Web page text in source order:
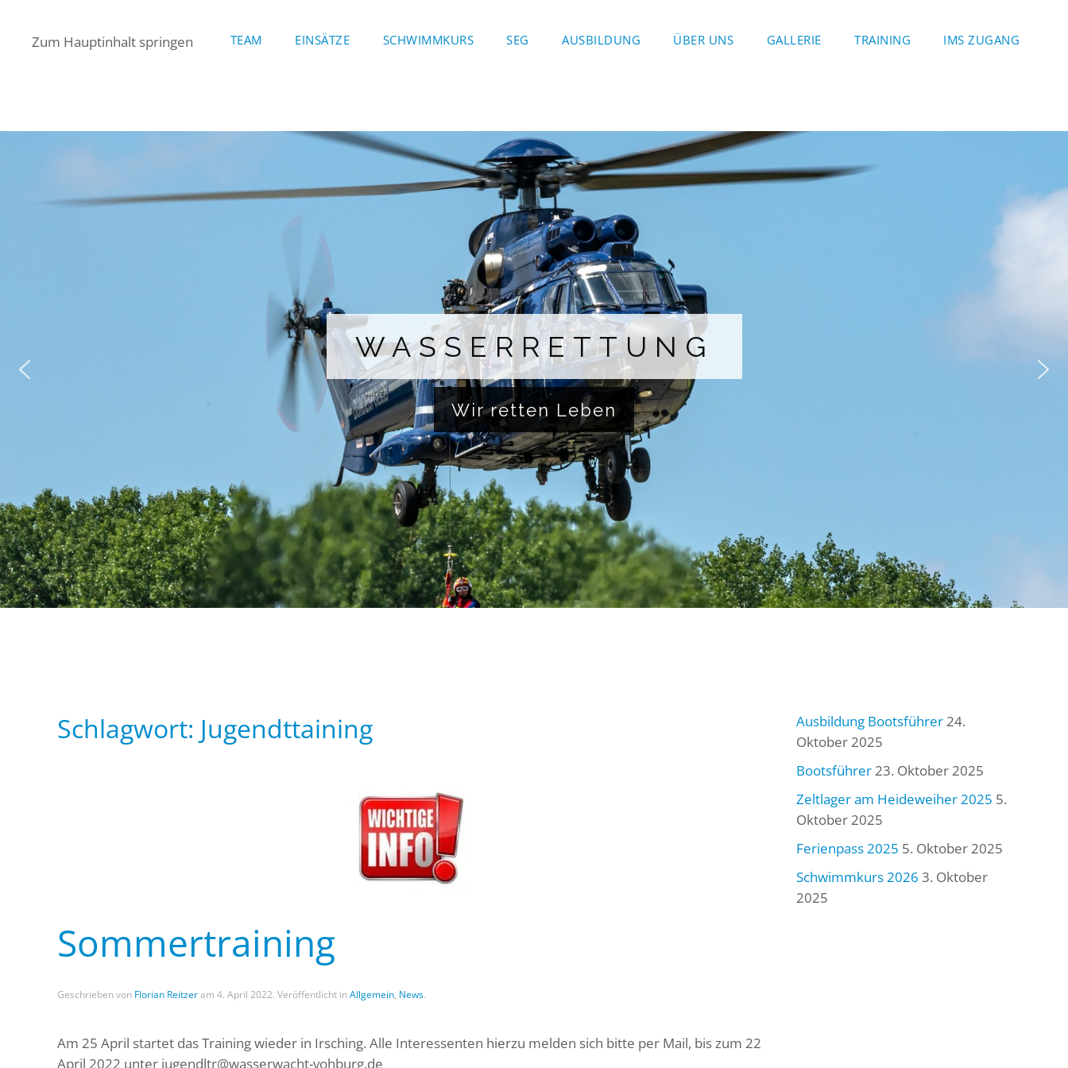
Zum Hauptinhalt springen TEAM EINSÄTZE SCHWIMMKURS SEG AUSBILDUNG ÜBER UNS GALLERIE TRAINING IMS ZUGANG
WASSERRETTUNG
Wir retten Leben
Schlagwort: Jugendttaining
Sommertraining
Geschrieben von Florian Reitzeram 4. April 2022. Veröffentlicht inAllgemein, News.
Am 25 April startet das Training wieder in Irsching. Alle Interessenten hierzu melden sich bitte per Mail, bis zum 22
April 2022 unter jugendltr@wasserwacht-vohburg.de
Ausbildung Bootsführer24.
Oktober 2025
Bootsführer23. Oktober 2025
Zeltlager am Heideweiher 2025 5.
Oktober 2025
Ferienpass 2025 5. Oktober 2025
Schwimmkurs 2026 3. Oktober
2025